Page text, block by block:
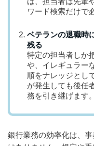
ワード検索だけで
ベテランの退職時
残る
特定の担当者しか
や、イレギュラー
順をナレッジとし
が発生しても後任
務を引き継げます。
銀行業務の効率化は、